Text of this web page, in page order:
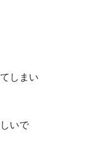
しまい
いで